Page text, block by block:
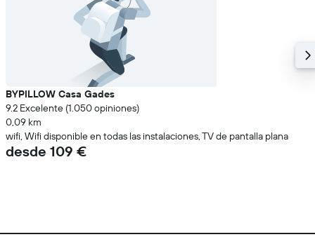
BYPILLOW Casa Gades
9.2 Excelente (1.050 opiniones)
0,09 km
wifi, Wifi disponible en todas las instalaciones, TV de pantalla plana
desde 109 €